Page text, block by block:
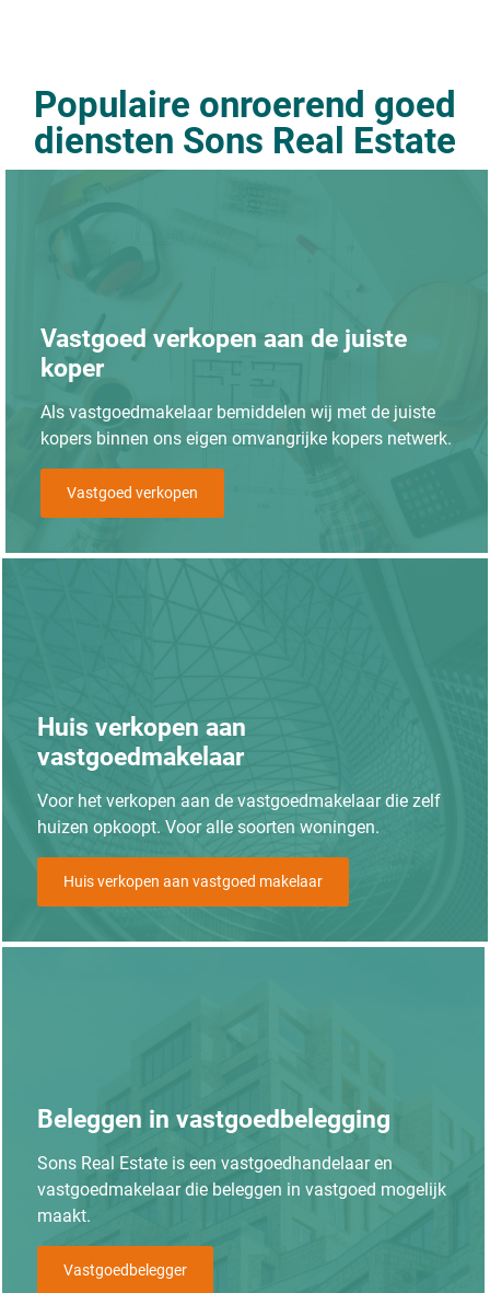
Populaire onroerend goed
diensten Sons Real Estate
Vastgoed verkopen aan de juiste
koper
Als vastgoedmakelaar bemiddelen wij met de juiste
kopers binnen ons eigen omvangrijke kopers netwerk.
Vastgoed verkopen
Huis verkopen aan
vastgoedmakelaar
Voor het verkopen aan de vastgoedmakelaar die zelf
huizen opkoopt. Voor alle soorten woningen.
Huis verkopen aan vastgoed makelaar
Beleggen in vastgoedbelegging
Sons Real Estate is een vastgoedhandelaar en
vastgoedmakelaar die beleggen in vastgoed mogelijk
maakt.
Vastgoedbelegger